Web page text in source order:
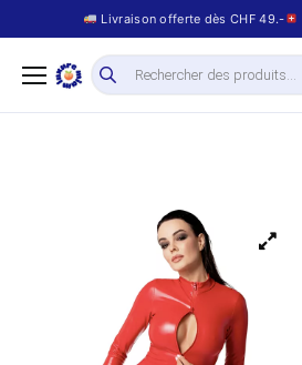
Livraison offerte dès CHF 49.-